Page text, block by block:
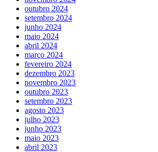
outubro 2024
setembro 2024
junho 2024
maio 2024
abril 2024
março 2024
fevereiro 2024
dezembro 2023
novembro 2023
outubro 2023
setembro 2023
agosto 2023
julho 2023
junho 2023
maio 2023
abril 2023